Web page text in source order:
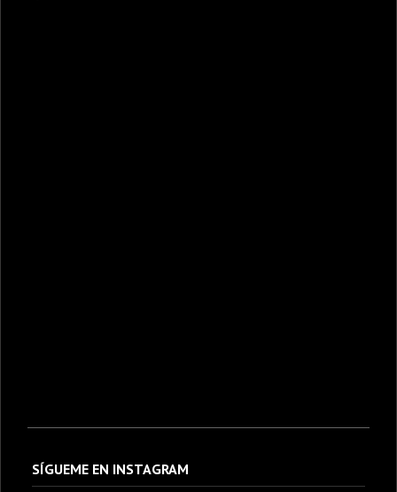
SÍGUEME EN INSTAGRAM